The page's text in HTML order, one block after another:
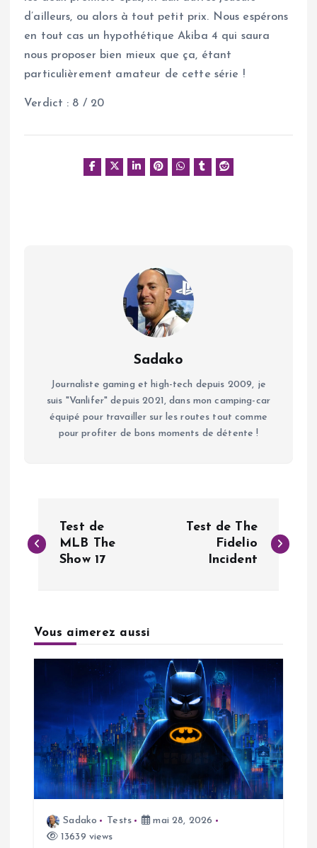
d’ailleurs, ou alors à tout petit prix. Nous espérons
en tout cas un hypothétique Akiba 4 qui saura
nous proposer bien mieux que ça, étant
particulièrement amateur de cette série !
Verdict : 8 / 20
Sadako
Journaliste gaming et high-tech depuis 2009, je
suis "Vanlifer" depuis 2021, dans mon camping-car
équipé pour travailler sur les routes tout comme
pour profiter de bons moments de détente !
a
g
t
o
Test de
MLB The
Show 17
Test de The
Fidelio
Incident
Vous aimerez aussi
Sadako Tests
mai 28, 2026
13639 views